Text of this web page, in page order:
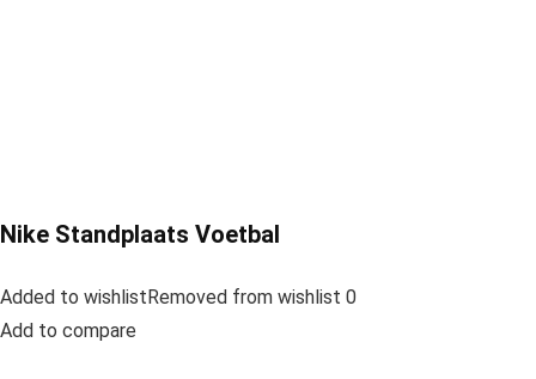
Nike Standplaats Voetbal
Added to wishlistRemoved from wishlist 0
Add to compare